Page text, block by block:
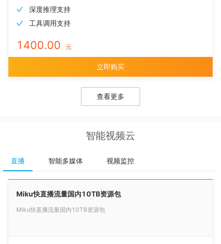
深度推理支持
工具调用支持
1400.00 元
立即购买
查看更多
智能视频云
直播 智能多媒体 视频监控
Miku快直播流量国内10TB资源包
Miku快直播流量国内10TB资源包